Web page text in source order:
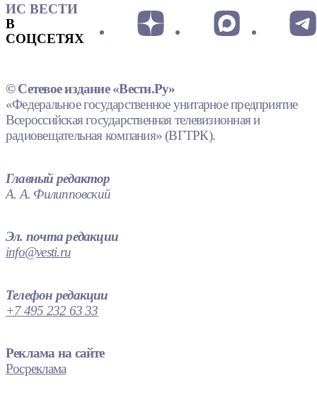
ИС ВЕСТИ
В
СОЦСЕТЯХ
© Сетевое издание «Вести.Ру»
«Федеральное государственное унитарное предприятие
Всероссийская государственная телевизионная и
радиовещательная компания» (ВГТРК).
Главный редактор
А. А. Филипповский
Эл. почта редакции
info@vesti.ru
Телефон редакции
+7 495 232 63 33
Реклама на сайте
Росреклама